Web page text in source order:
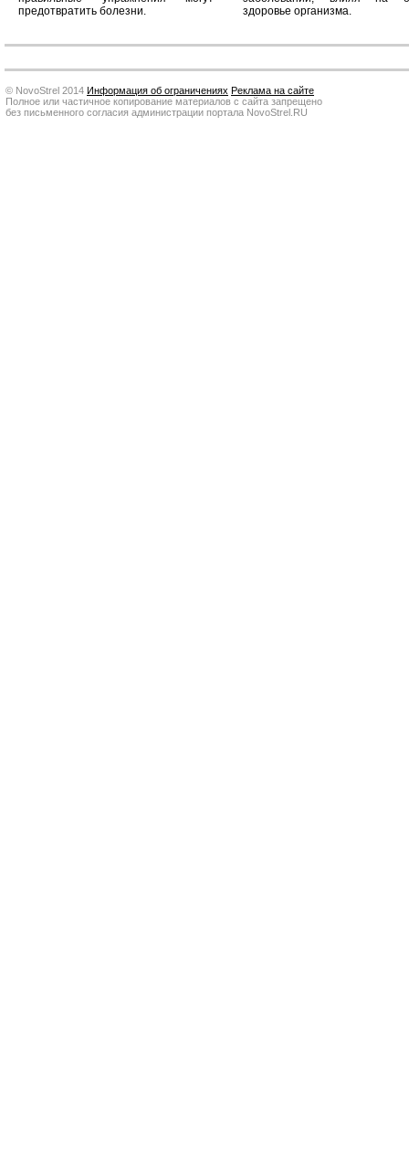
предотвратить болезни.
здоровье организма.
© NovoStrel 2014 Информация об ограничениях Реклама на сайте
Полное или частичное копирование материалов с сайта запрещено
без письменного согласия администрации портала NovoStrel.RU